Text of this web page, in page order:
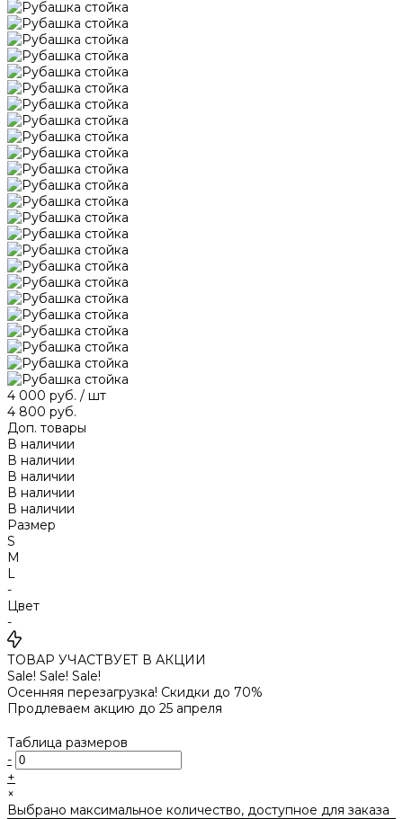
4 000 руб. / шт
4 800 руб.
Доп. товары
В наличии
В наличии
В наличии
В наличии
В наличии
Размер
S
M
L
-
Цвет
-
ТОВАР УЧАСТВУЕТ В АКЦИИ
Sale! Sale! Sale!
Осенняя перезагрузка! Скидки до 70%
Продлеваем акцию до 25 апреля
Таблица размеров
-
+
×
Выбрано максимальное количество, доступное для заказа